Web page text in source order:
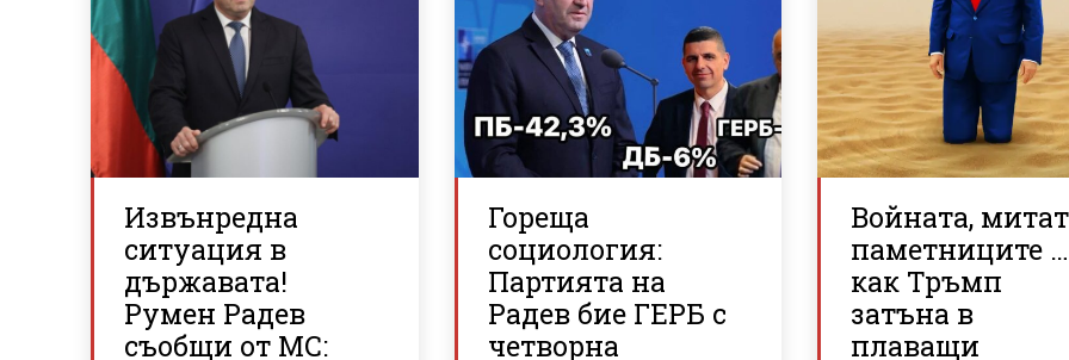
Извънредна
ситуация в
държавата!
Румен Радев
съобщи от МС:
Гореща
социология:
Партията на
Радев бие ГЕРБ с
четворна
Войната,
паметниците …
как Тръмп
затъна в
плаващи